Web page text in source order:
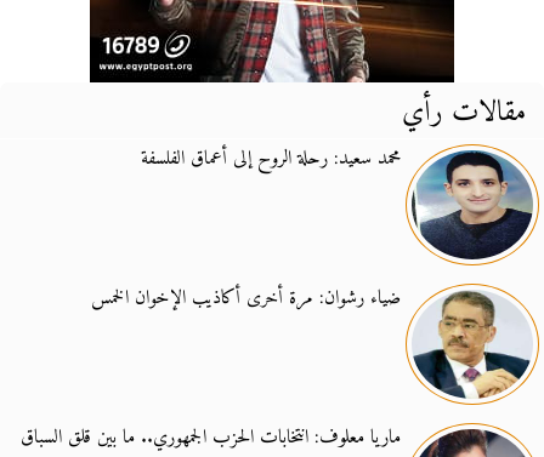
مقالات رأي
محمد سعيد: رحلة الروح إلى أعماق الفلسفة
ضياء رشوان: مرة أخرى أكاذيب الإخوان الخمس
ماريا معلوف: انتخابات الحزب الجمهوري.. ما بين قلق السباق